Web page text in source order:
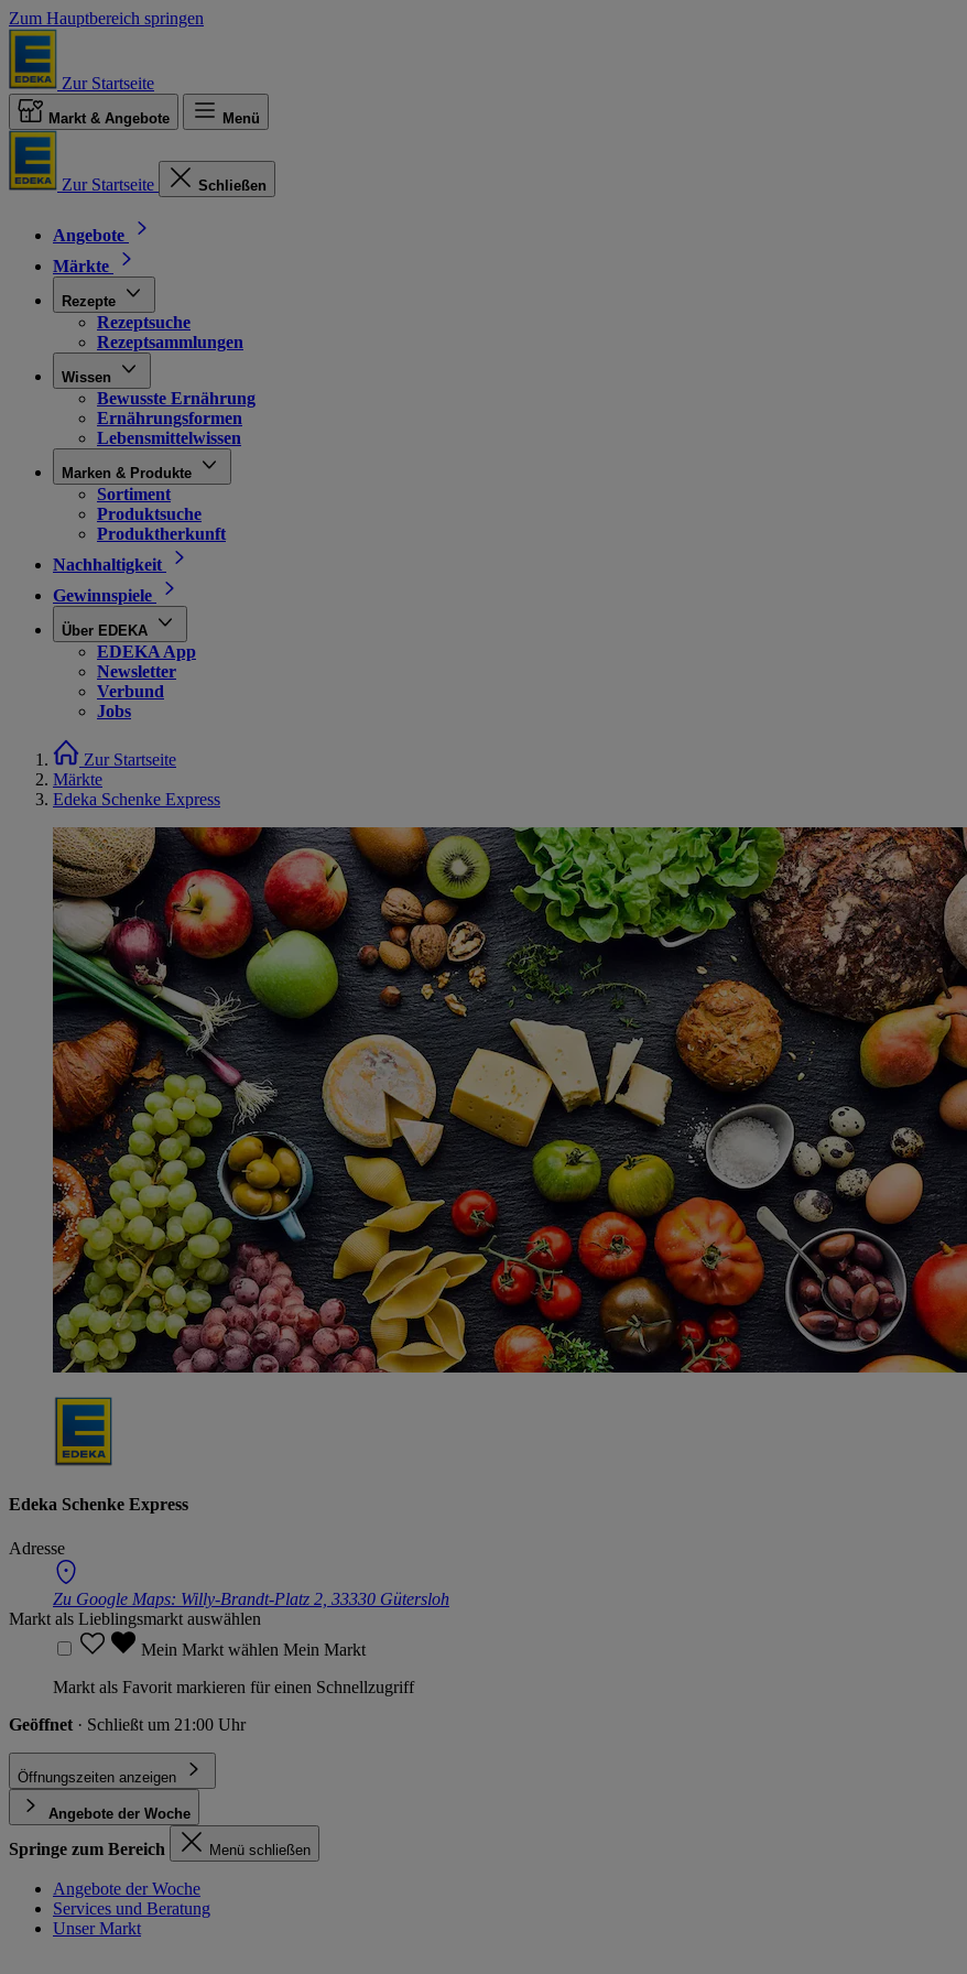
Zum Hauptbereich springen
Zur Startseite
Markt & Angebote Menü
Zur Startseite Schließen
Angebote
Märkte
Rezepte
Rezeptsuche
Rezeptsammlungen
Wissen
Bewusste Ernährung
Ernährungsformen
Lebensmittelwissen
Marken & Produkte
Sortiment
Produktsuche
Produktherkunft
Nachhaltigkeit
Gewinnspiele
Über EDEKA
EDEKA App
Newsletter
Verbund
Jobs
Zur Startseite
Märkte
Edeka Schenke Express
Edeka Schenke Express
Adresse
Zu Google Maps: Willy-Brandt-Platz 2, 33330 Gütersloh
Markt als Lieblingsmarkt auswählen
Mein Markt wählen Mein Markt
Markt als Favorit markieren für einen Schnellzugriff
Geöffnet · Schließt um 21:00 Uhr
Öffnungszeiten anzeigen
Angebote der Woche
Springe zum Bereich Menü schließen
Angebote der Woche
Services und Beratung
Unser Markt